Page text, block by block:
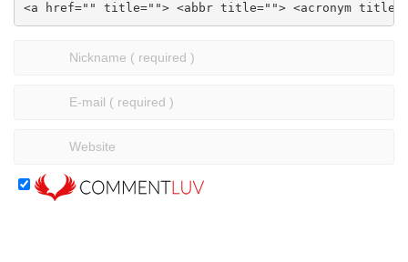
<a href="" title=""> <abbr title=""> <acronym